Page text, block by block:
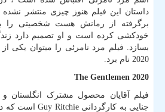
داستان این فیلم هنوز چیزی منتشر
برگرفته از رمانش هست شخصیتی را
خودکشی کرده است و او تصمیم دارد
بسازد. فیلم مرد نامرئی را میتوان یکی
2020 نام برد.
The Gentlemen 2020
فیلم آقایان محصول مشترک انگلستان و
جنایی به کارگردانی Guy Ritchie